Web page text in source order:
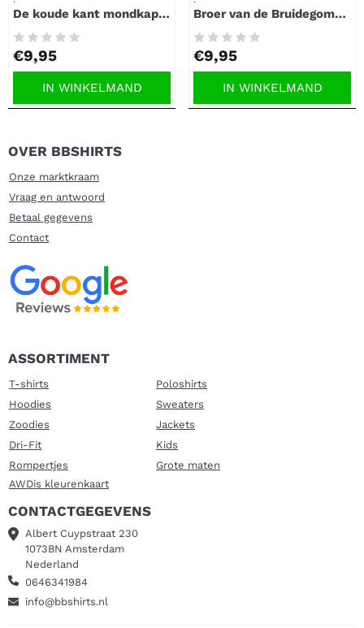
De koude kant mondkapje
Prijs: 9,95
€9,95
IN WINKELMAND
Broer van de Bruidegom
Prijs: 9,95
€9,95
IN WINKELMAND
OVER BBSHIRTS
Onze marktkraam
Vraag en antwoord
Betaal gegevens
Contact
ASSORTIMENT
T-shirts
Poloshirts
Hoodies
Sweaters
Zoodies
Jackets
Dri-Fit
Kids
Rompertjes
Grote maten
AWDis kleurenkaart
CONTACTGEGEVENS
Albert Cuypstraat 230
1073BN Amsterdam
Nederland
0646341984
info@bbshirts.nl